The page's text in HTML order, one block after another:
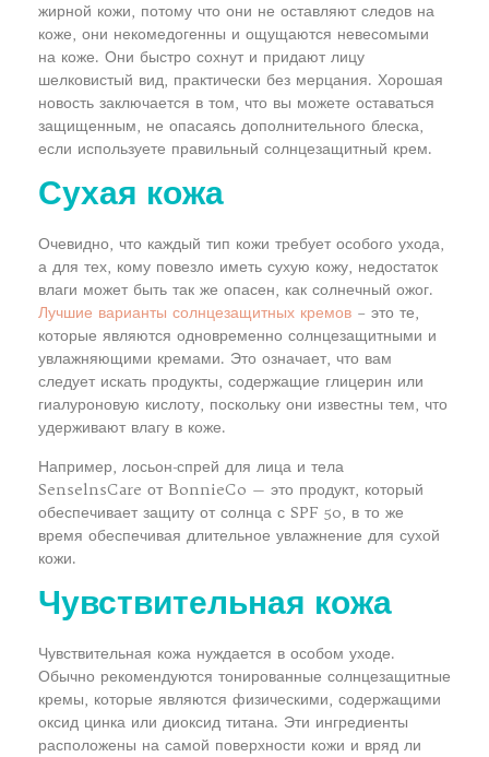
жирной кожи, потому что они не оставляют следов на
коже, они некомедогенны и ощущаются невесомыми
на коже. Они быстро сохнут и придают лицу
шелковистый вид, практически без мерцания. Хорошая
новость заключается в том, что вы можете оставаться
защищенным, не опасаясь дополнительного блеска,
если используете правильный солнцезащитный крем.
Сухая кожа
Очевидно, что каждый тип кожи требует особого ухода,
а для тех, кому повезло иметь сухую кожу, недостаток
влаги может быть так же опасен, как солнечный ожог.
Лучшие варианты солнцезащитных кремов – это те,
которые являются одновременно солнцезащитными и
увлажняющими кремами. Это означает, что вам
следует искать продукты, содержащие глицерин или
гиалуроновую кислоту, поскольку они известны тем, что
удерживают влагу в коже.
Например, лосьон-спрей для лица и тела
SenselnsCare от BonnieCo — это продукт, который
обеспечивает защиту от солнца с SPF 50, в то же
время обеспечивая длительное увлажнение для сухой
кожи.
Чувствительная кожа
Чувствительная кожа нуждается в особом уходе.
Обычно рекомендуются тонированные солнцезащитные
кремы, которые являются физическими, содержащими
оксид цинка или диоксид титана. Эти ингредиенты
расположены на самой поверхности кожи и вряд ли